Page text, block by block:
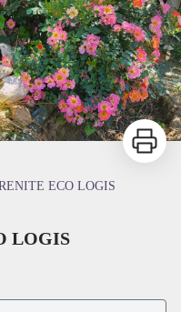
Imprimer
ECO LOGIS
LOGIS